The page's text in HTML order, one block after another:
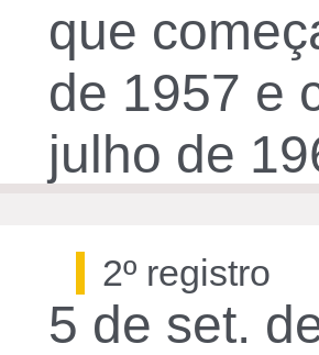
que
de 1957 e
julho de
2º registro
5 de set.